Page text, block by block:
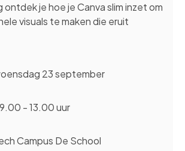
ontdek je hoe je Canva slim inzet om
visuals te maken die eruit
23 september
- 13.00 uur
Campus De School